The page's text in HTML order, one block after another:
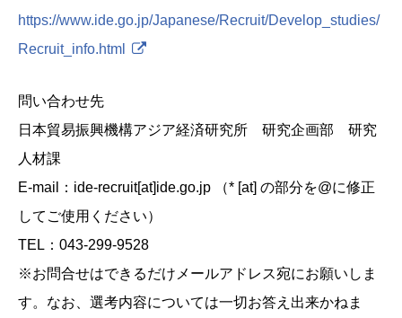
https://www.ide.go.jp/Japanese/Recruit/Develop_studies/
Recruit_info.html
問い合わせ先
日本貿易振興機構アジア経済研究所 研究企画部 研究
人材課
E-mail：ide-recruit[at]ide.go.jp （* [at] の部分を@に修正
してご使用ください）
TEL：043-299-9528
※お問合せはできるだけメールアドレス宛にお願いしま
す。なお、選考内容については一切お答え出来かねま